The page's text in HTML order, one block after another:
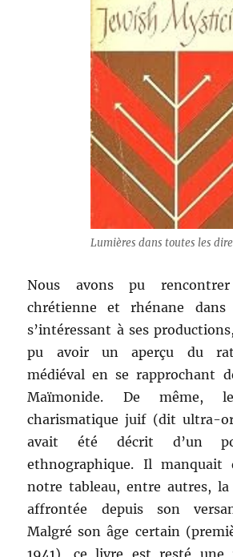
Lumières dans toutes les
Nous avons pu
chrétienne et rhénane
s’intéressant à ses
pu avoir un aperçu du
médiéval en se rapprochant
Maïmonide. De même,
charismatique juif (dit ultra-
avait été décrit d’un
ethnographique. Il manquait
notre tableau, entre autres,
affrontée depuis son
Malgré son âge certain
1941), ce livre est resté une